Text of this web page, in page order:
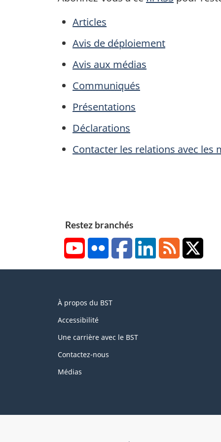
Articles
Avis de déploiement
Avis aux médias
Communiqués
Présentations
Déclarations
Contacter les relations avec les
Restez branchés
YouTubeFlickr FacebookLinkedInRSS
this
site
À propos du BST
Accessibilité
Une carrière avec le BST
Contactez-nous
Médias